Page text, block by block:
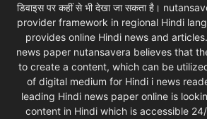
डिवाइस पर कहीं से भी देखा जा सकता है।
provider framework in regional Hindi
provides online Hindi news and
news paper nutansavera believes that
to create a content, which can be
of digital medium for Hindi i news
leading Hindi news paper online is
content in Hindi which is accessible